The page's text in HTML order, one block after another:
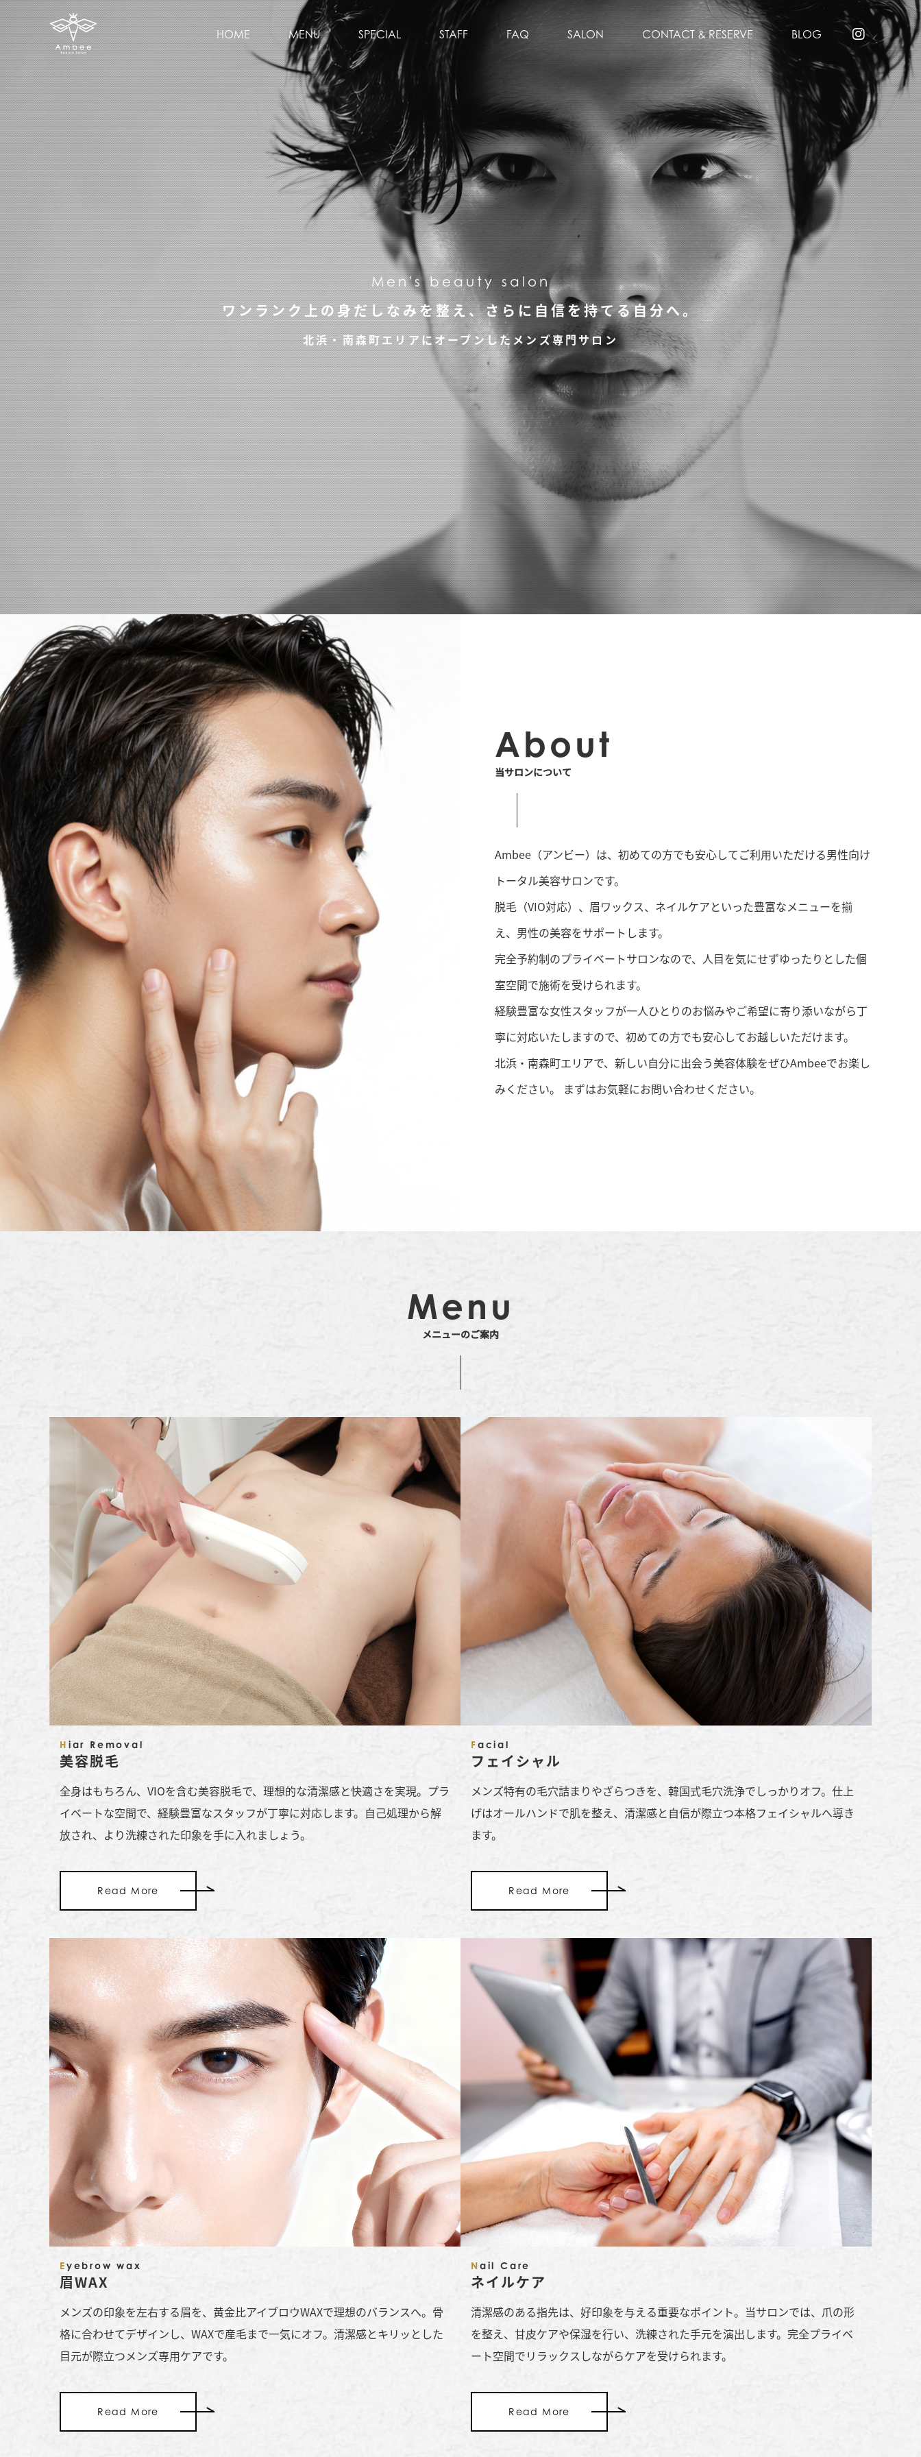
HOME MENU SPECIAL STAFF FAQ SALON CONTACT & RESERVE BLOG
Men's beauty salon
ワンランク上の身だしなみを整え、さらに自信を持てる自分へ。
北浜・南森町エリアにオープンしたメンズ専門サロン
About
当サロンについて
Ambee（アンビー）は、初めての方でも安心してご利用いただける男性向け
トータル美容サロンです。
脱毛（VIO対応）、眉ワックス、ネイルケアといった豊富なメニューを揃
え、男性の美容をサポートします。
完全予約制のプライベートサロンなので、人目を気にせずゆったりとした個
室空間で施術を受けられます。
経験豊富な女性スタッフが一人ひとりのお悩みやご希望に寄り添いながら丁
寧に対応いたしますので、初めての方でも安心してお越しいただけます。
北浜・南森町エリアで、新しい自分に出会う美容体験をぜひAmbeeでお楽し
みください。 まずはお気軽にお問い合わせください。
Menu
メニューのご案内
Hiar Removal
美容脱毛
全身はもちろん、VIOを含む美容脱毛で、理想的な清潔感と快適さを実現。プラ
イベートな空間で、経験豊富なスタッフが丁寧に対応します。自己処理から解
放され、より洗練された印象を手に入れましょう。
Read More
Facial
フェイシャル
メンズ特有の毛穴詰まりやざらつきを、韓国式毛穴洗浄でしっかりオフ。仕上
げはオールハンドで肌を整え、清潔感と自信が際立つ本格フェイシャルへ導き
ます。
Read More
Eyebrow wax
眉WAX
メンズの印象を左右する眉を、黄金比アイブロウWAXで理想のバランスへ。骨
格に合わせてデザインし、WAXで産毛まで一気にオフ。清潔感とキリッとした
目元が際立つメンズ専用ケアです。
Read More
Nail Care
ネイルケア
清潔感のある指先は、好印象を与える重要なポイント。当サロンでは、爪の形
を整え、甘皮ケアや保湿を行い、洗練された手元を演出します。完全プライベ
ート空間でリラックスしながらケアを受けられます。
Read More